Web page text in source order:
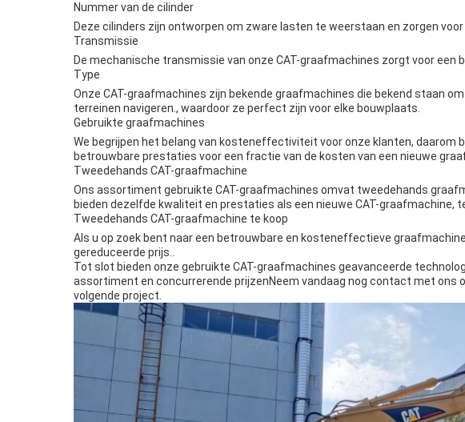
Nummer van de cilinder
Deze cilinders zijn ontworpen om zware lasten te weerstaan en zorgen
Transmissie
De mechanische transmissie van onze CAT-graafmachines zorgt voor
Type
Onze CAT-graafmachines zijn bekende graafmachines die bekend staan
terreinen navigeren., waardoor ze perfect zijn voor elke bouwplaats.
Gebruikte graafmachines
We begrijpen het belang van kosteneffectiviteit voor onze klanten, daarom
betrouwbare prestaties voor een fractie van de kosten van een nieuwe
Tweedehands CAT-graafmachine
Ons assortiment gebruikte CAT-graafmachines omvat tweedehands
bieden dezelfde kwaliteit en prestaties als een nieuwe CAT-graafmachine,
Tweedehands CAT-graafmachine te koop
Als u op zoek bent naar een betrouwbare en kosteneffectieve
gereduceerde prijs..
Tot slot bieden onze gebruikte CAT-graafmachines geavanceerde
assortiment en concurrerende prijzenNeem vandaag nog contact met ons
volgende project.